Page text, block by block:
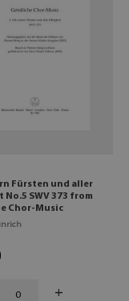
Fürsten und aller
SWV 373 from
Chor-Music